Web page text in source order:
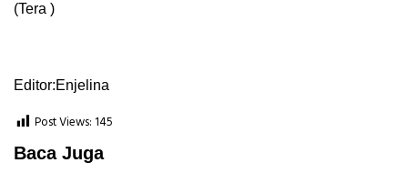
(Tera )
Editor:Enjelina
Post Views: 145
Baca Juga